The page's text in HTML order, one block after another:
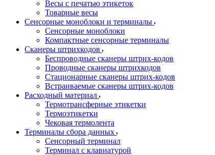
Весы с печатью этикеток
Товарные весы
Сенсорные моноблоки и терминалы
Сенсорные моноблоки
Компактные сенсорные терминалы
Сканеры штрихкодов
Беспроводные сканеры штрих-кодов
Проводные сканеры штрихкодов
Стационарные сканеры штрих-кодов
Встраиваемые сканеры штрих-кодов
Расходный материал
Термотрансферные этикетки
Термоэтикетки
Чековая термолента
Терминалы сбора данных
Сенсорный терминал
Терминал с клавиатурой